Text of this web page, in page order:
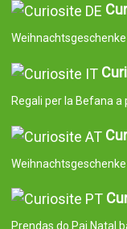
Regali per la Befana
Prendas do Pai Natal